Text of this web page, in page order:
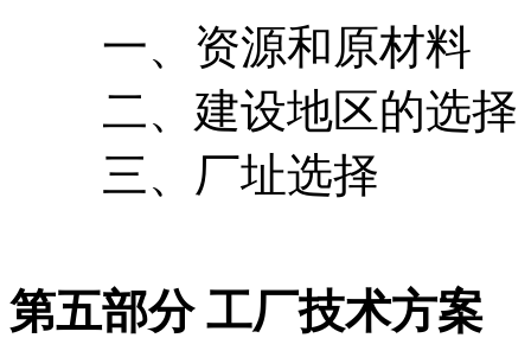
一、资源和原材料
二、建设地区的选择
三、厂址选择
第五部分 工厂技术方案